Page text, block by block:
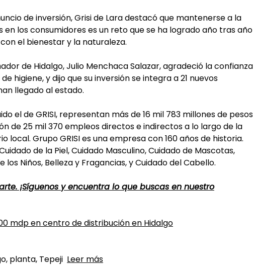
de inversión, Grisi de Lara destacó que mantenerse a la
los consumidores es un reto que se ha logrado año tras año
el bienestar y la naturaleza.
de Hidalgo, Julio Menchaca Salazar, agradeció la confianza
higiene, y dijo que su inversión se integra a 21 nuevos
llegado al estado.
el de GRISI, representan más de 16 mil 783 millones de pesos
de 25 mil 370 empleos directos e indirectos a lo largo de la
local. Grupo GRISI es una empresa con 160 años de historia.
de la Piel, Cuidado Masculino, Cuidado de Mascotas,
los Niños, Belleza y Fragancias, y Cuidado del Cabello.
¡Síguenos y encuentra lo que buscas en nuestro
mdp en centro de distribución en Hidalgo
planta, Tepeji Leer más